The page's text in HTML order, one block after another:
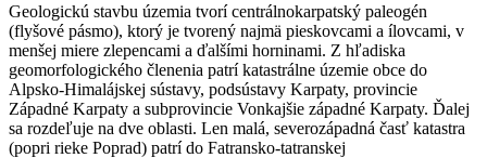
Geologickú stavbu územia tvorí centrálnokarpatský paleogén
(flyšové pásmo), ktorý je tvorený najmä pieskovcami a ílovcami, v
menšej miere zlepencami a ďalšími horninami. Z hľadiska
geomorfologického členenia patrí katastrálne územie obce do
Alpsko-Himalájskej sústavy, podsústavy Karpaty, provincie
Západné Karpaty a subprovincie Vonkajšie západné Karpaty. Ďalej
sa rozdeľuje na dve oblasti. Len malá, severozápadná časť katastra
(popri rieke Poprad) patrí do Fatransko-tatranskej